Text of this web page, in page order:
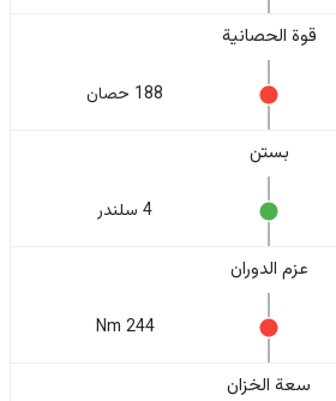
قوة الحصانية
188 حصان
بستن
4 سلندر
عزم الدوران
244 Nm
سعة الخزان